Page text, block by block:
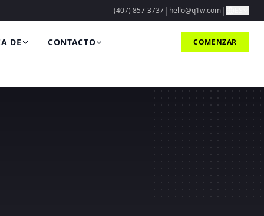
(407) 857-3737 | hello@q1w.com |
DE CONTACTO COMENZAR